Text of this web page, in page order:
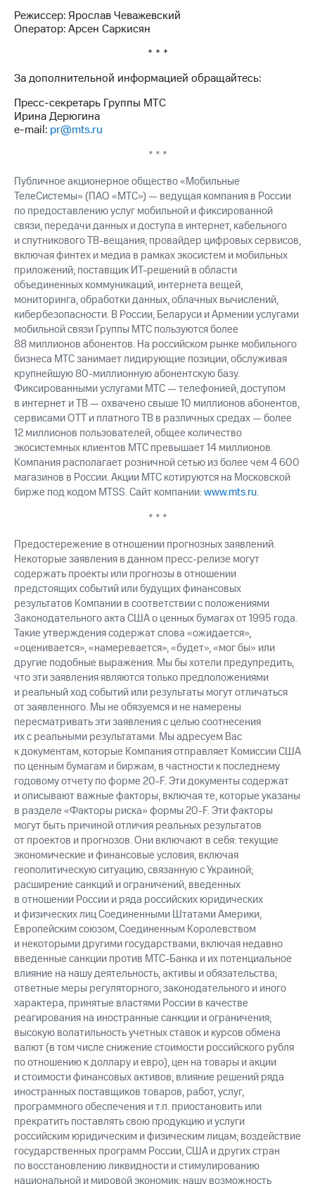
Описание
Еврооблигации-2023
Уведомление
именных
Другое
Регистратор
деловая этика
На главную
Режиссер: Ярослав Чеважевский
Оператор: Арсен Саркисян
* * *
За дополнительной информацией обращайтесь:
Пресс-секретарь Группы МТС
Ирина Дерюгина
e-mail: pr@mts.ru
* * *
Публичное акционерное общество «Мобильные
ТелеСистемы» (ПАО «МТС») — ведущая компания в России
по предоставлению услуг мобильной и фиксированной
связи, передачи данных и доступа в интернет, кабельного
и спутникового ТВ-вещания; провайдер цифровых сервисов,
включая финтех и медиа в рамках экосистем и мобильных
приложений; поставщик ИТ-решений в области
объединенных коммуникаций, интернета вещей,
мониторинга, обработки данных, облачных вычислений,
кибербезопасности. В России, Беларуси и Армении услугами
мобильной связи Группы МТС пользуются более
88 миллионов абонентов. На российском рынке мобильного
бизнеса МТС занимает лидирующие позиции, обслуживая
крупнейшую 80-миллионную абонентскую базу.
Фиксированными услугами МТС — телефонией, доступом
в интернет и ТВ — охвачено свыше 10 миллионов абонентов,
сервисами OTT и платного ТВ в различных средах — более
12 миллионов пользователей, общее количество
экосистемных клиентов МТС превышает 14 миллионов.
Компания располагает розничной сетью из более чем 4 600
магазинов в России. Акции МТС котируются на Московской
бирже под кодом MTSS. Сайт компании:www.mts.ru.
* * *
Предостережение в отношении прогнозных заявлений.
Некоторые заявления в данном пресс-релизе могут
содержать проекты или прогнозы в отношении
предстоящих событий или будущих финансовых
результатов Компании в соответствии с положениями
Законодательного акта США о ценных бумагах от 1995 года.
Такие утверждения содержат слова «ожидается»,
«оценивается», «намеревается», «будет», «мог бы» или
другие подобные выражения. Мы бы хотели предупредить,
что эти заявления являются только предположениями
и реальный ход событий или результаты могут отличаться
от заявленного. Мы не обязуемся и не намерены
пересматривать эти заявления с целью соотнесения
их с реальными результатами. Мы адресуем Вас
к документам, которые Компания отправляет Комиссии США
по ценным бумагам и биржам, в частности к последнему
годовому отчету по форме 20-F. Эти документы содержат
и описывают важные факторы, включая те, которые указаны
в разделе «Факторы риска» формы 20-F. Эти факторы
могут быть причиной отличия реальных результатов
от проектов и прогнозов. Они включают в себя: текущие
экономические и финансовые условия, включая
геополитическую ситуацию, связанную с Украиной;
расширение санкций и ограничений, введенных
в отношении России и ряда российских юридических
и физических лиц Соединенными Штатами Америки,
Европейским союзом, Соединенным Королевством
и некоторыми другими государствами, включая недавно
введенные санкции против МТС-Банка и их потенциальное
влияние на нашу деятельность, активы и обязательства;
ответные меры регуляторного, законодательного и иного
характера, принятые властями России в качестве
реагирования на иностранные санкции и ограничения;
высокую волатильность учетных ставок и курсов обмена
валют (в том числе снижение стоимости российского рубля
по отношению к доллару и евро), цен на товары и акции
и стоимости финансовых активов; влияние решений ряда
иностранных поставщиков товаров, работ, услуг,
программного обеспечения и т.п. приостановить или
прекратить поставлять свою продукцию и услуги
российским юридическим и физическим лицам; воздействие
государственных программ России, США и других стран
по восстановлению ликвидности и стимулированию